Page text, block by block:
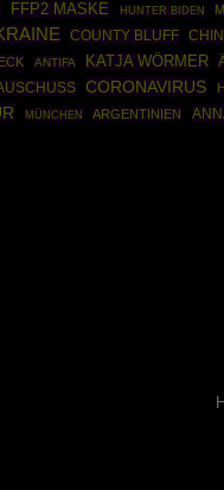
FFP2 MASKE HUNTER BIDEN
COUNTY BLUFF
ANTIFA KATJA WÖRMER
CORONAVIRUS
MÜNCHEN ARGENTINIEN